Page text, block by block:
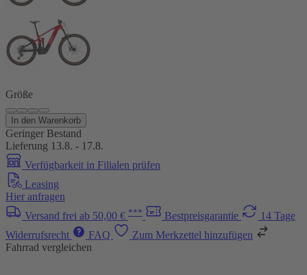
Größe
In den Warenkorb
Geringer Bestand
Lieferung 13.8. - 17.8.
Verfügbarkeit in Filialen prüfen
Leasing
Hier anfragen
Versand frei ab 50,00 € *** Bestpreisgarantie
14 Tage
Widerrufsrecht
FAQ
Zum Merkzettel hinzufügen
Fahrrad vergleichen